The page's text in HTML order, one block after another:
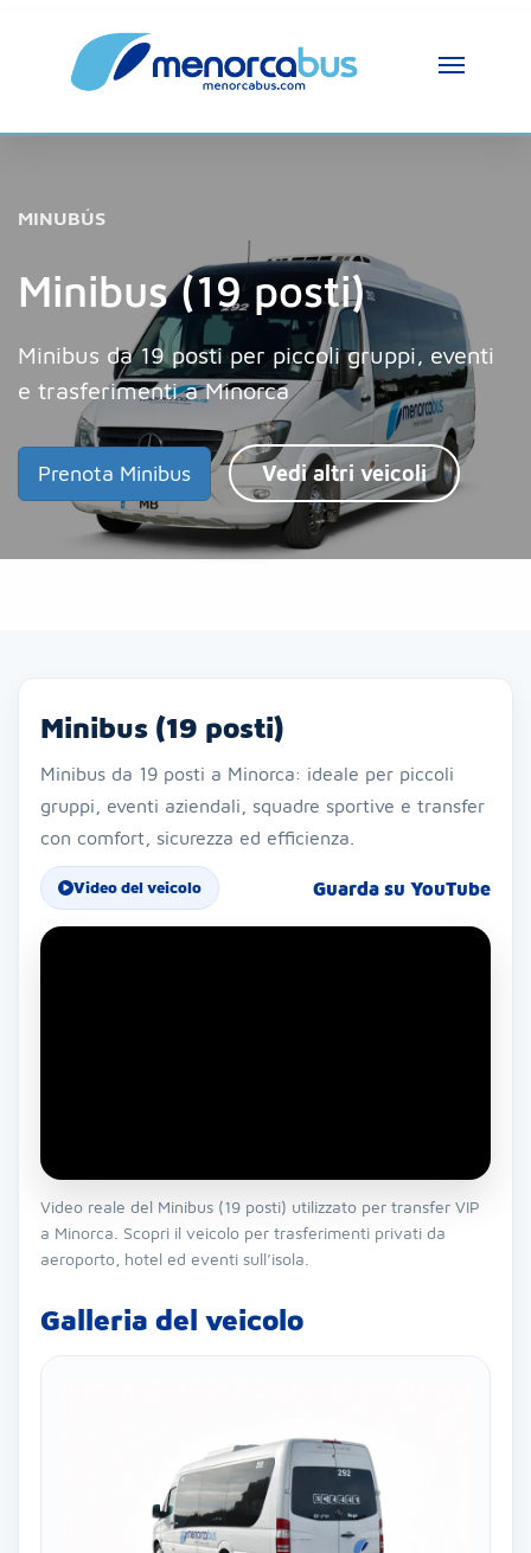
MINUBÚS
Minibus (19 posti)
Minibus da 19 posti per piccoli gruppi, eventi
e trasferimenti a Minorca
Prenota Minibus Vedi altri veicoli
Minibus (19 posti)
Minibus da 19 posti a Minorca: ideale per piccoli
gruppi, eventi aziendali, squadre sportive e transfer
con comfort, sicurezza ed efficienza.
Video del veicolo Guarda su YouTube
Video reale del Minibus (19 posti) utilizzato per transfer VIP
a Minorca. Scopri il veicolo per trasferimenti privati da
aeroporto, hotel ed eventi sull’isola.
Galleria del veicolo
MenorcaBus Assistant
Ciao, sono l’assistente di MenorcaBus. Come